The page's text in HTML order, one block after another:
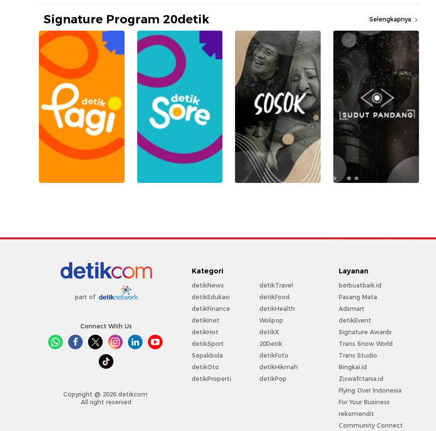
Signature Program 20detik Selengkapnya
part of
Connect With Us
Copyright @ 2026 detikcom.
All right reserved
Kategori
detikNews
detikEdukasi
detikFinance
detikInet
detikHot
detikSport
Sepakbola
detikOto
detikProperti
detikTravel
detikFood
detikHealth
Wolipop
detikX
20Detik
detikFoto
detikHikmah
detikPop
Layanan
berbuatbaik.id
Pasang Mata
Adsmart
detikEvent
Signature Awards
Trans Snow World
Trans Studio
Bingkai.id
Ziswafctarsa.id
Flying Over Indonesia
For Your Business
rekomendit
Community Connect